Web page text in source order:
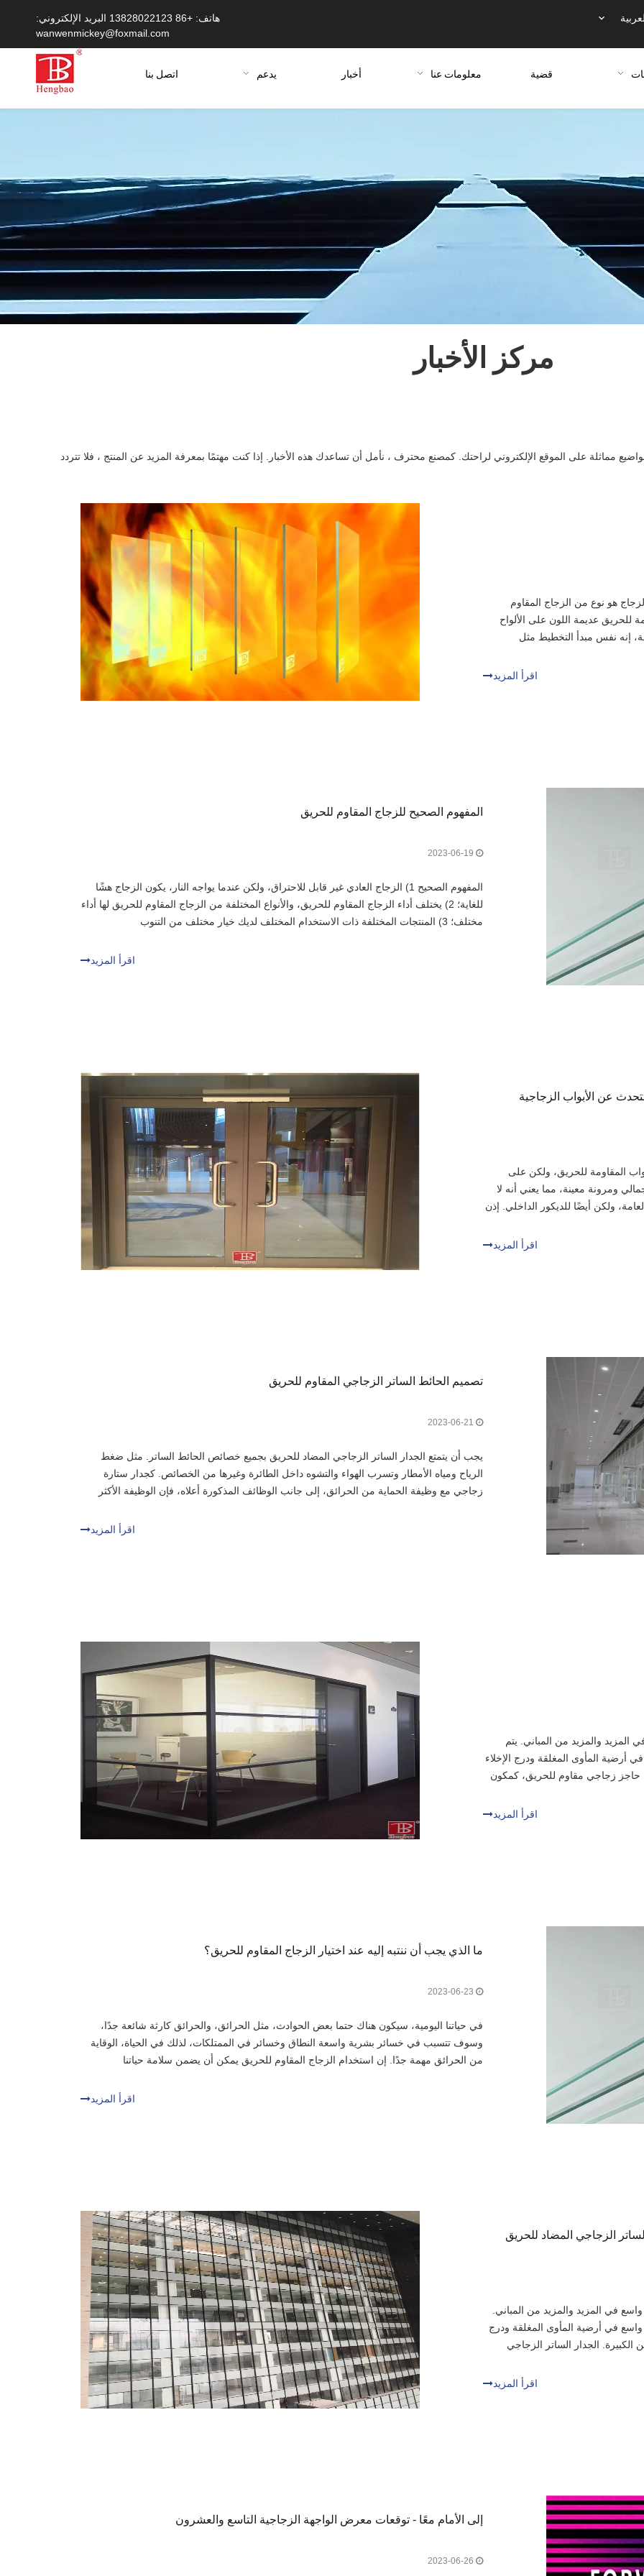
هاتف: +86 13828022123 البريد الإلكتروني:
wanwenmickey@foxmail.com
قضية معلومات عنا أخبار يدعم اتصل بنا
مركز الأخبار
مماثلة على الموقع الإلكتروني لراحتك. كمصنع محترف ، نأمل أن تساعدك هذه الأخبار. إذا كنت مهتمًا بمعرفة المزيد عن المنتج ، فلا تتردد
هو نوع من الزجاج المقاوم
للحريق عديمة اللون على الألواح
إنه نفس مبدأ التخطيط مثل
اقرأ المزيد
المفهوم الصحيح للزجاج المقاوم للحريق
المفهوم الصحيح 1) الزجاج العادي غير قابل للاحتراق، ولكن عندما يواجه النار، يكون الزجاج هشًا
للغاية؛ 2) يختلف أداء الزجاج المقاوم للحريق، والأنواع المختلفة من الزجاج المقاوم للحريق لها أداء
مختلف؛ 3) المنتجات المختلفة ذات الاستخدام المختلف لديك خيار مختلف من التنوب
اقرأ المزيد
عن الأبواب الزجاجية
المقاومة للحريق، ولكن على
ومرونة معينة، مما يعني أنه لا
ولكن أيضًا للديكور الداخلي. إذن
اقرأ المزيد
تصميم الحائط الساتر الزجاجي المقاوم للحريق
يجب أن يتمتع الجدار الساتر الزجاجي المضاد للحريق بجميع خصائص الحائط الساتر. مثل ضغط
الرياح ومياه الأمطار وتسرب الهواء والتشوه داخل الطائرة وغيرها من الخصائص. كجدار ستارة
زجاجي مع وظيفة الحماية من الحرائق، إلى جانب الوظائف المذكورة أعلاه، فإن الوظيفة الأكثر
اقرأ المزيد
والمزيد من المباني. يتم
المأوى المغلقة ودرج الإخلاء
حاجز زجاجي مقاوم للحريق، كمكون
اقرأ المزيد
ما الذي يجب أن ننتبه إليه عند اختيار الزجاج المقاوم للحريق؟
في حياتنا اليومية، سيكون هناك حتما بعض الحوادث، مثل الحرائق، والحرائق كارثة شائعة جدًا،
وسوف تتسبب في خسائر بشرية واسعة النطاق وخسائر في الممتلكات، لذلك في الحياة، الوقاية
من الحرائق مهمة جدًا. إن استخدام الزجاج المقاوم للحريق يمكن أن يضمن سلامة حياتنا
اقرأ المزيد
الزجاجي المضاد للحريق
في المزيد والمزيد من المباني.
في أرضية المأوى المغلقة ودرج
الكبيرة. الجدار الساتر الزجاجي
اقرأ المزيد
إلى الأمام معًا - توقعات معرض الواجهة الزجاجية التاسع والعشرون